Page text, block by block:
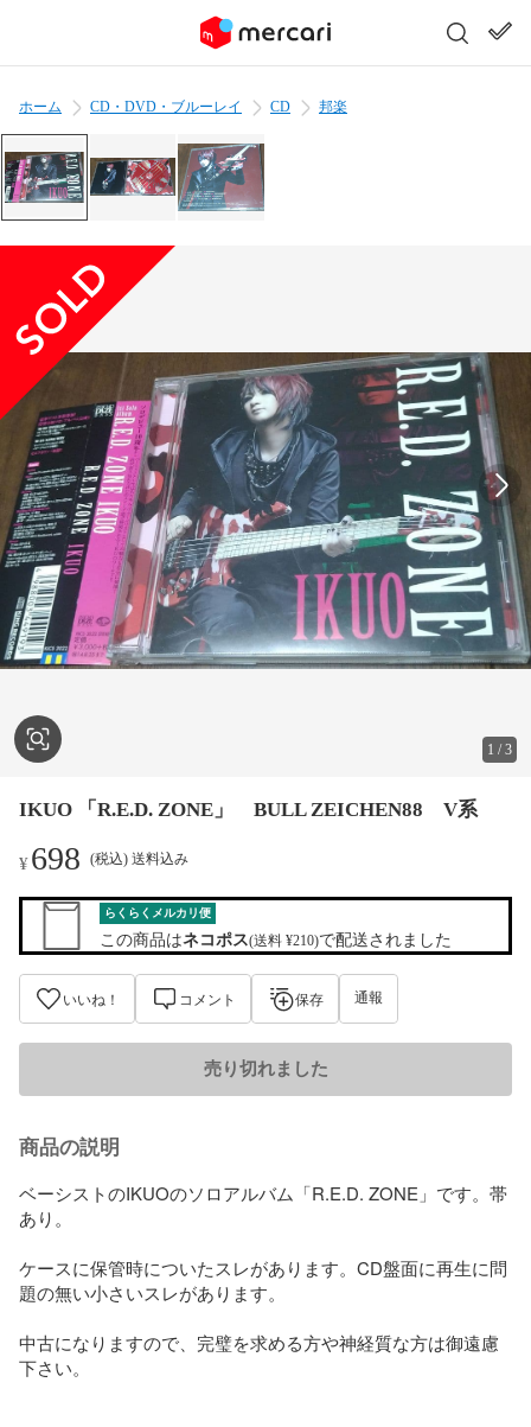
ホーム CD・DVD・ブルーレイ CD 邦楽
1 /3
IKUO 「R.E.D. ZONE」 BULL ZEICHEN88 V系
¥698 (税込) 送料込み
らくらくメルカリ便
この商品はネコポス(送料 ¥210)で配送されました
いいね！ コメント 保存 通報
売り切れました
商品の説明
ベーシストのIKUOのソロアルバム「R.E.D. ZONE」です。帯
あり。
ケースに保管時についたスレがあります。CD盤面に再生に問
題の無い小さいスレがあります。
中古になりますので、完璧を求める方や神経質な方は御遠慮
下さい。